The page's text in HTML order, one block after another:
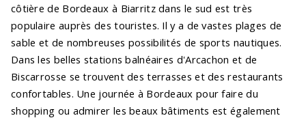
côtière de Bordeaux à Biarritz dans le sud est très
populaire auprès des touristes. Il y a de vastes plages de
sable et de nombreuses possibilités de sports nautiques.
Dans les belles stations balnéaires d'Arcachon et de
Biscarrosse se trouvent des terrasses et des restaurants
confortables. Une journée à Bordeaux pour faire du
shopping ou admirer les beaux bâtiments est également